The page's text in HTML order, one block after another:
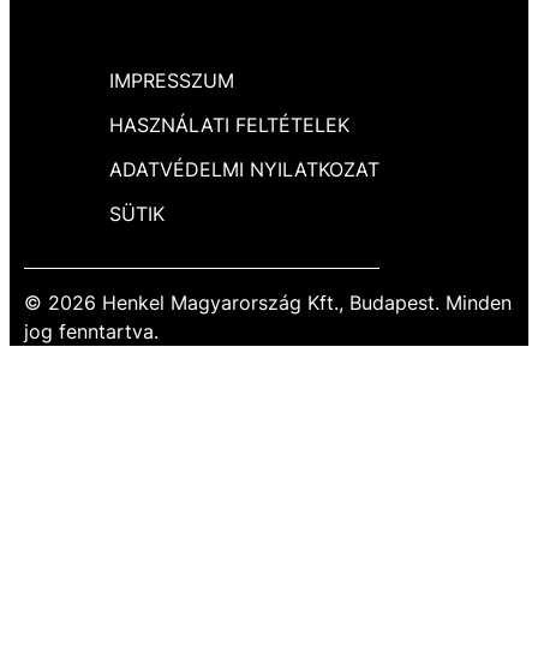
IMPRESSZUM
HASZNÁLATI FELTÉTELEK
ADATVÉDELMI NYILATKOZAT
SÜTIK
© 2026 Henkel Magyarország Kft., Budapest. Minden
jog fenntartva.